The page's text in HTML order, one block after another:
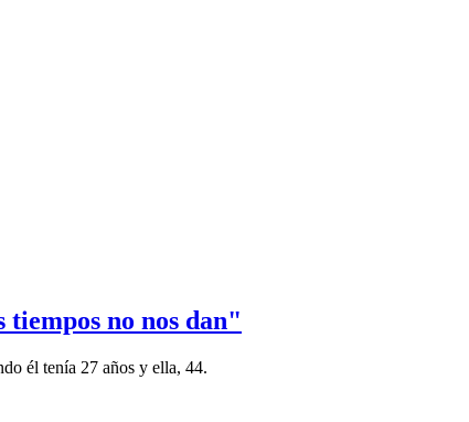
tiempos no nos dan"
él tenía 27 años y ella, 44.